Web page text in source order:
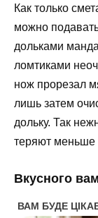
Как только
можно
дольками
ломтиками
нож прорезал
лишь затем
дольку. Так
теряют меньше
Вкусного